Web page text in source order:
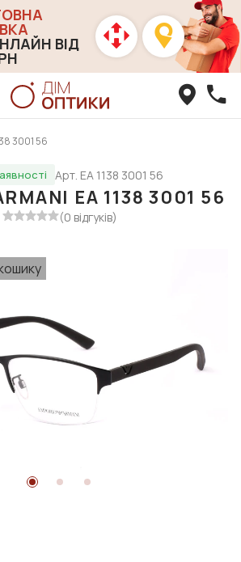
ВІД
3001 56
Арт. EA 1138 3001 56
EA 1138 3001 56
(0 відгуків)